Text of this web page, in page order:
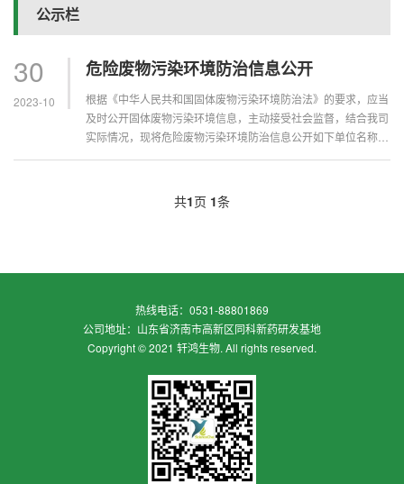
公示栏
30
2023-10
危险废物污染环境防治信息公开
根据《中华人民共和国固体废物污染环境防治法》的要求，应当
及时公开固体废物污染环境信息，主动接受社会监督，结合我司
实际情况，现将危险废物污染环境防治信息公开如下单位名称废
共1页 1条
热线电话：0531-88801869
公司地址：山东省济南市高新区同科新药研发基地
Copyright © 2021 轩鸿生物. All rights reserved.